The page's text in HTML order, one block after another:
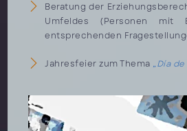
Beratung der
Umfeldes (Personen mit
entsprechenden
Jahresfeier zum Thema „Día